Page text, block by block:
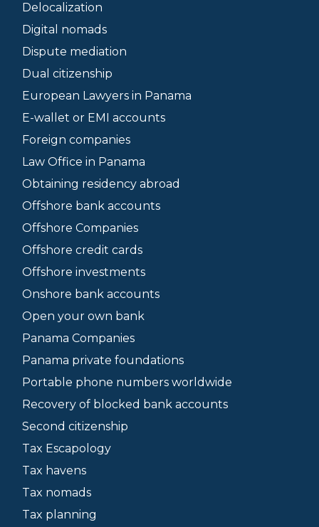
Delocalization
Digital nomads
Dispute mediation
Dual citizenship
European Lawyers in Panama
E-wallet or EMI accounts
Foreign companies
Law Office in Panama
Obtaining residency abroad
Offshore bank accounts
Offshore Companies
Offshore credit cards
Offshore investments
Onshore bank accounts
Open your own bank
Panama Companies
Panama private foundations
Portable phone numbers worldwide
Recovery of blocked bank accounts
Second citizenship
Tax Escapology
Tax havens
Tax nomads
Tax planning